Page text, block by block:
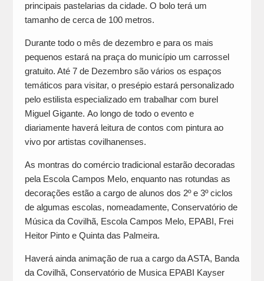
principais pastelarias da cidade. O bolo terá um
tamanho de cerca de 100 metros.
Durante todo o mês de dezembro e para os mais
pequenos estará na praça do município um carrossel
gratuito. Até 7 de Dezembro são vários os espaços
temáticos para visitar, o presépio estará personalizado
pelo estilista especializado em trabalhar com burel
Miguel Gigante. Ao longo de todo o evento e
diariamente haverá leitura de contos com pintura ao
vivo por artistas covilhanenses.
As montras do comércio tradicional estarão decoradas
pela Escola Campos Melo, enquanto nas rotundas as
decorações estão a cargo de alunos dos 2º e 3º ciclos
de algumas escolas, nomeadamente, Conservatório de
Música da Covilhã, Escola Campos Melo, EPABI, Frei
Heitor Pinto e Quinta das Palmeira.
Haverá ainda animação de rua a cargo da ASTA, Banda
da Covilhã, Conservatório de Musica EPABI Kayser